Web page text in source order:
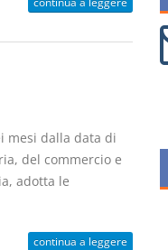
mesi dalla data di
del commercio e
adotta le
continua a leggere